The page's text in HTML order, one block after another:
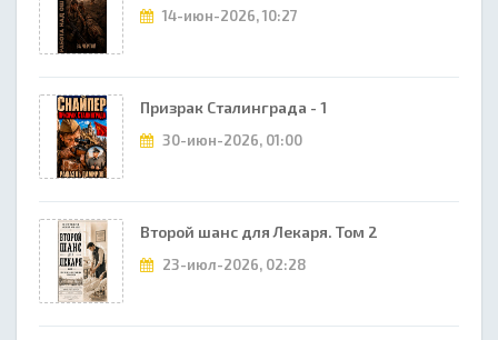
14-июн-2026, 10:27
Призрак Сталинграда - 1
30-июн-2026, 01:00
Второй шанс для Лекаря. Том 2
23-июл-2026, 02:28